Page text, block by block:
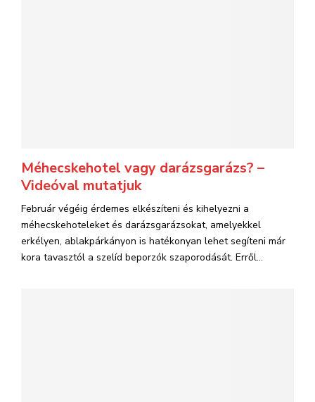
Méhecskehotel vagy darázsgarázs? –
Videóval mutatjuk
Február végéig érdemes elkészíteni és kihelyezni a
méhecskehoteleket és darázsgarázsokat, amelyekkel
erkélyen, ablakpárkányon is hatékonyan lehet segíteni már
kora tavasztól a szelíd beporzók szaporodását. Erről...